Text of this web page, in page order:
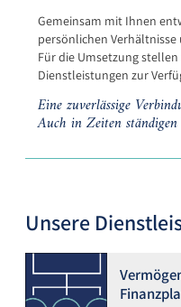
Gemeinsam mit Ihnen
persönlichen
Für die Umsetzung
Dienstleistungen zur
Eine zuverlässige
Auch in Zeiten ständigen
Unsere